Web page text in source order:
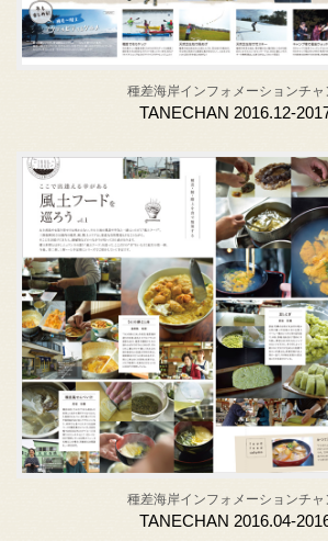
種差海岸インフォメーションチャ
TANECHAN 2016.12-
種差海岸インフォメーションチャ
TANECHAN 2016.04-